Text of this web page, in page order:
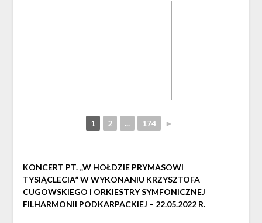
1 2 ... 174 ►
KONCERT PT. „W HOŁDZIE PRYMASOWI
TYSIĄCLECIA” W WYKONANIU KRZYSZTOFA
CUGOWSKIEGO I ORKIESTRY SYMFONICZNEJ
FILHARMONII PODKARPACKIEJ – 22.05.2022 R.